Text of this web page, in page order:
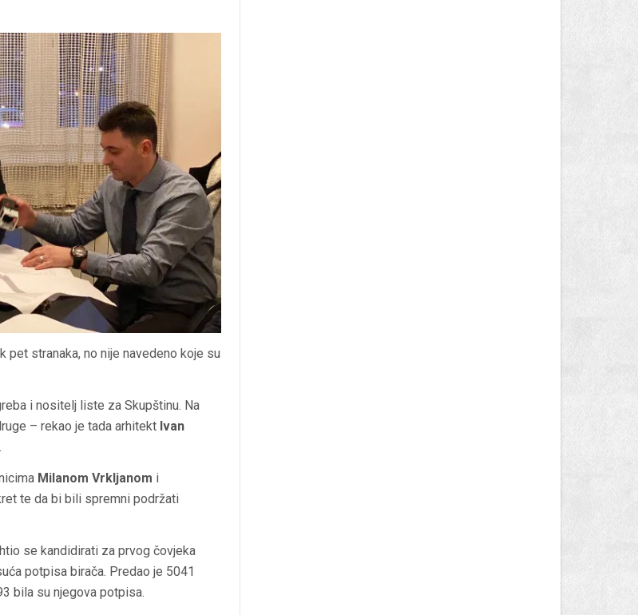
pet stranaka, no nije navedeno koje su
i nositelj liste za Skupštinu. Na
– rekao je tada arhitekt Ivan
Milanom Vrkljanom i
te da bi bili spremni podržati
se kandidirati za prvog čovjeka
potpisa birača. Predao je 5041
bila su njegova potpisa.